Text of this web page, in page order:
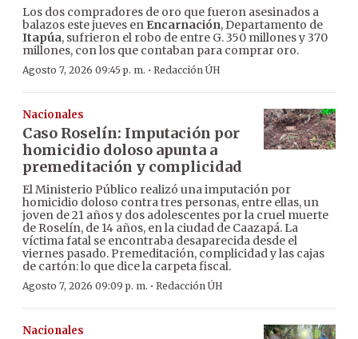
Los dos compradores de oro que fueron asesinados a
balazos este jueves en Encarnación, Departamento de
Itapúa, sufrieron el robo de entre G. 350 millones y 370
millones, con los que contaban para comprar oro.
Agosto 7, 2026 09:45 p. m. · Redacción ÚH
Nacionales
Caso Roselín: Imputación por
homicidio doloso apunta a
premeditación y complicidad
El Ministerio Público realizó una imputación por
homicidio doloso contra tres personas, entre ellas, un
joven de 21 años y dos adolescentes por la cruel muerte
de Roselín, de 14 años, en la ciudad de Caazapá. La
víctima fatal se encontraba desaparecida desde el
viernes pasado. Premeditación, complicidad y las cajas
de cartón: lo que dice la carpeta fiscal.
Agosto 7, 2026 09:09 p. m. · Redacción ÚH
Nacionales